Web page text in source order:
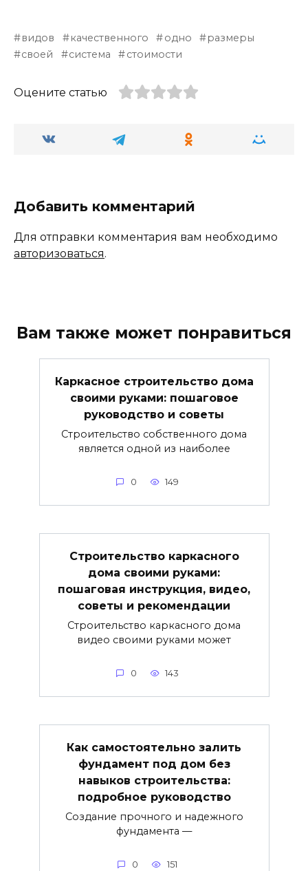
видов качественного одно
размеры
своей
система стоимости
Оцените статью
Добавить комментарий
Для отправки комментария вам необходимо
авторизоваться.
Вам также может понравиться
Каркасное строительство дома
своими руками: пошаговое
руководство и советы
Строительство собственного дома
является одной из наиболее
0 149
Строительство каркасного
дома своими руками:
пошаговая инструкция, видео,
советы и рекомендации
Строительство каркасного дома
видео своими руками может
0 143
Как самостоятельно залить
фундамент под дом без
навыков строительства:
подробное руководство
Создание прочного и надежного
фундамента —
0 151